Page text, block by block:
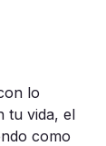
lo
tu vida, el
como